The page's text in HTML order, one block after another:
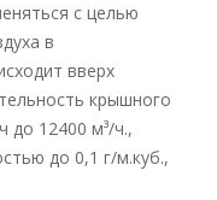
с целью
в
вверх
крышного
до 12400 м³/ч.,
до 0,1 г/м.куб.,